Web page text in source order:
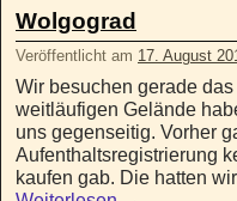
Wolgograd
Veröffentlicht am 17. August
Wir besuchen gerade
weitläufigen Gelände
uns gegenseitig. Vorher
Aufenthaltsregistrierung
kaufen gab. Die hatten